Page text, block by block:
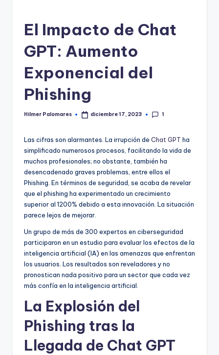
El Impacto de Chat
GPT: Aumento
Exponencial del
Phishing
Publicado
Hilmer Palomares diciembre 17, 2023 1
Las cifras son alarmantes. La irrupción de Chat GPT ha
simplificado numerosos procesos, facilitando la vida de
muchos profesionales; no obstante, también ha
desencadenado graves problemas, entre ellos el
Phishing. En términos de seguridad, se acaba de revelar
que el phishing ha experimentado un crecimiento
superior al 1200% debido a esta innovación. La situación
parece lejos de mejorar.
Un grupo de más de 300 expertos en ciberseguridad
participaron en un estudio para evaluar los efectos de la
inteligencia artificial (IA) en las amenazas que enfrentan
los usuarios. Los resultados son reveladores y no
pronostican nada positivo para un sector que cada vez
más confía en la inteligencia artificial.
La Explosión del
Phishing tras la
Llegada de Chat GPT